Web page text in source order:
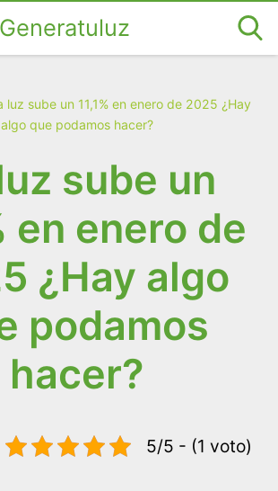
Generatuluz
luz sube un 11,1% en enero de 2025 ¿Hay
algo que podamos hacer?
sube un
en enero de
¿Hay algo
podamos
hacer?
5/5 - (1 voto)